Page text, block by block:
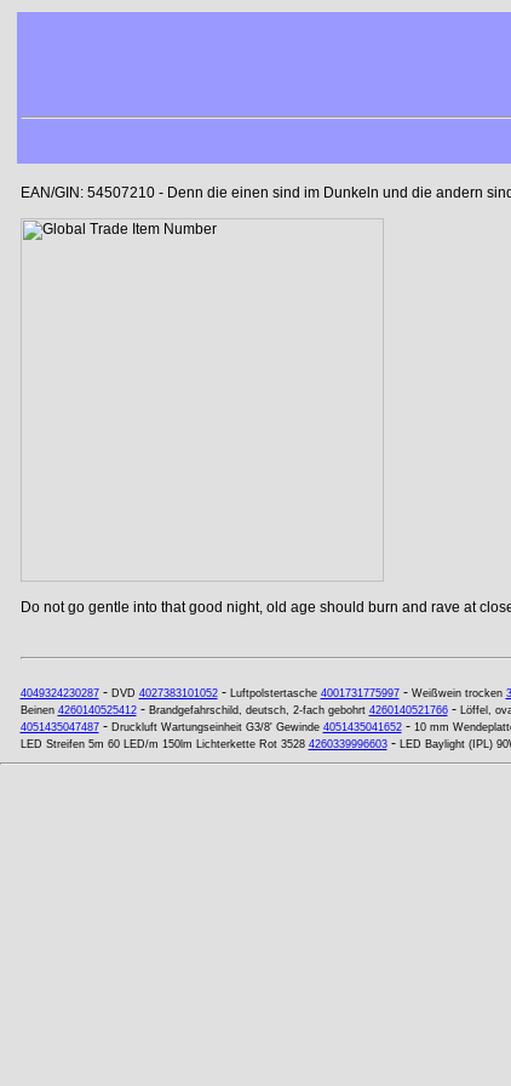
EAN/GIN: 54507210 - Denn die einen sind im Dunkeln und die andern
Do not go gentle into that good night, old age should burn and rave at
4049324230287- DVD 4027383101052- Luftpolstertasche 4001731775997- Weißwein trocken
Beinen 4260140525412- Brandgefahrschild, deutsch, 2-fach gebohrt 4260140521766- Löffel,
4051435047487- Druckluft Wartungseinheit G3/8' Gewinde 4051435041652- 10 mm
LED Streifen 5m 60 LED/m 150lm Lichterkette Rot 3528 4260339996603- LED Baylight (IPL)